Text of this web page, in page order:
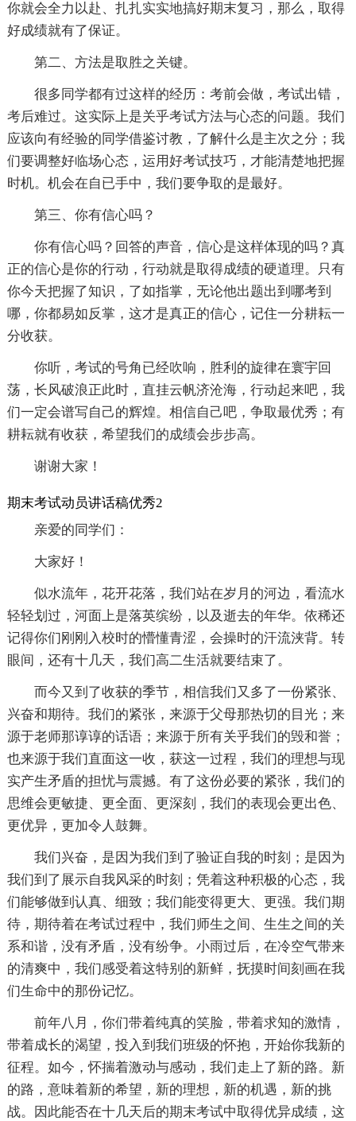
你就会全力以赴、扎扎实实地搞好期末复习，那么，取得
好成绩就有了保证。
第二、方法是取胜之关键。
很多同学都有过这样的经历：考前会做，考试出错，
考后难过。这实际上是关乎考试方法与心态的问题。我们
应该向有经验的同学借鉴讨教，了解什么是主次之分；我
们要调整好临场心态，运用好考试技巧，才能清楚地把握
时机。机会在自已手中，我们要争取的是最好。
第三、你有信心吗？
你有信心吗？回答的声音，信心是这样体现的吗？真
正的信心是你的行动，行动就是取得成绩的硬道理。只有
你今天把握了知识，了如指掌，无论他出题出到哪考到
哪，你都易如反掌，这才是真正的信心，记住一分耕耘一
分收获。
你听，考试的号角已经吹响，胜利的旋律在寰宇回
荡，长风破浪正此时，直挂云帆济沧海，行动起来吧，我
们一定会谱写自己的辉煌。相信自己吧，争取最优秀；有
耕耘就有收获，希望我们的成绩会步步高。
谢谢大家！
期末考试动员讲话稿优秀2
亲爱的同学们：
大家好！
似水流年，花开花落，我们站在岁月的河边，看流水
轻轻划过，河面上是落英缤纷，以及逝去的年华。依稀还
记得你们刚刚入校时的懵懂青涩，会操时的汗流浃背。转
眼间，还有十几天，我们高二生活就要结束了。
而今又到了收获的季节，相信我们又多了一份紧张、
兴奋和期待。我们的紧张，来源于父母那热切的目光；来
源于老师那谆谆的话语；来源于所有关乎我们的毁和誉；
也来源于我们直面这一收，获这一过程，我们的理想与现
实产生矛盾的担忧与震撼。有了这份必要的紧张，我们的
思维会更敏捷、更全面、更深刻，我们的表现会更出色、
更优异，更加令人鼓舞。
我们兴奋，是因为我们到了验证自我的时刻；是因为
我们到了展示自我风采的时刻；凭着这种积极的心态，我
们能够做到认真、细致；我们能变得更大、更强。我们期
待，期待着在考试过程中，我们师生之间、生生之间的关
系和谐，没有矛盾，没有纷争。小雨过后，在冷空气带来
的清爽中，我们感受着这特别的新鲜，抚摸时间刻画在我
们生命中的那份记忆。
前年八月，你们带着纯真的笑脸，带着求知的激情，
带着成长的渴望，投入到我们班级的怀抱，开始你我新的
征程。如今，怀揣着激动与感动，我们走上了新的路。新
的路，意味着新的希望，新的理想，新的机遇，新的挑
战。因此能否在十几天后的期末考试中取得优异成绩，这